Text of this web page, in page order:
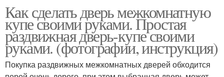
Как сделать дверь межкомнатную
купе своими руками. Простая
раздвижная дверь-купе своими
руками. (фотографии, инструкция)
Покупка раздвижных межкомнатных дверей обходится